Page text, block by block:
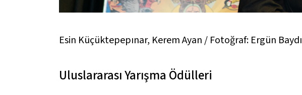
Esin Küçüktepepınar, Kerem Ayan / Fotoğraf: Ergün Baydı
Uluslararası Yarışma Ödülleri